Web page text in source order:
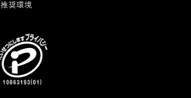
推奨環境